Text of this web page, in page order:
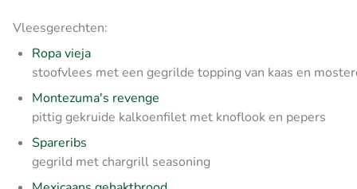
Vleesgerechten:
Ropa vieja
stoofvlees met een gegrilde topping van kaas en
Montezuma's revenge
pittig gekruide kalkoenfilet met knoflook en pepers
Spareribs
gegrild met chargrill seasoning